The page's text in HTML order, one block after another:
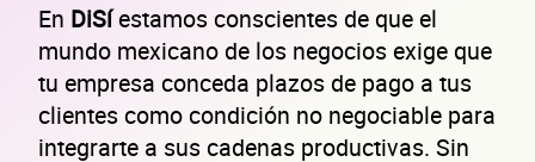
En DiSíestamos conscientes de que el
mundo mexicano de los negocios exige que
tu empresa conceda plazos de pago a tus
clientes como condición no negociable para
integrarte a sus cadenas productivas. Sin